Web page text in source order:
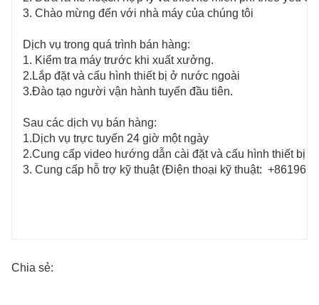
3. Chào mừng đến với nhà máy của chúng tôi
Dịch vụ trong quá trình bán hàng:
1. Kiểm tra máy trước khi xuất xưởng.
2.Lắp đặt và cấu hình thiết bị ở nước ngoài
3.Đào tạo người vận hành tuyến đầu tiên.
Sau các dịch vụ bán hàng:
1.Dịch vụ trực tuyến 24 giờ một ngày
2.Cung cấp video hướng dẫn cài đặt và cấu hình thiết bị
3. Cung cấp hỗ trợ kỹ thuật (Điện thoại kỹ thuật:
Chia sẻ: